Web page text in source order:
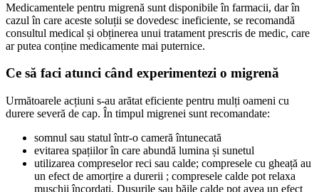
Medicamentele pentru migrenă sunt disponibile în farmacii, dar în
cazul în care aceste soluții se dovedesc ineficiente, se recomandă
consultul medical și obținerea unui tratament prescris de medic, care
ar putea conține medicamente mai puternice.
Ce să faci atunci când experimentezi o migrenă
Următoarele acțiuni s-au arătat eficiente pentru mulți oameni cu
durere severă de cap. În timpul migrenei sunt recomandate:
somnul sau statul într-o cameră întunecată
evitarea spațiilor în care abundă lumina și sunetul
utilizarea compreselor reci sau calde; compresele cu gheață au
un efect de amorțire a durerii ; compresele calde pot relaxa
mușchii încordați. Dușurile sau băile calde pot avea un efect